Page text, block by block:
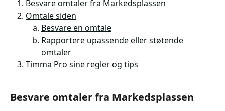
Besvare omtaler fra Markedsplassen
Omtale siden
Besvare en omtale
Rapportere upassende eller støtende
omtaler
Timma Pro sine regler og tips
Besvare omtaler fra Markedsplassen